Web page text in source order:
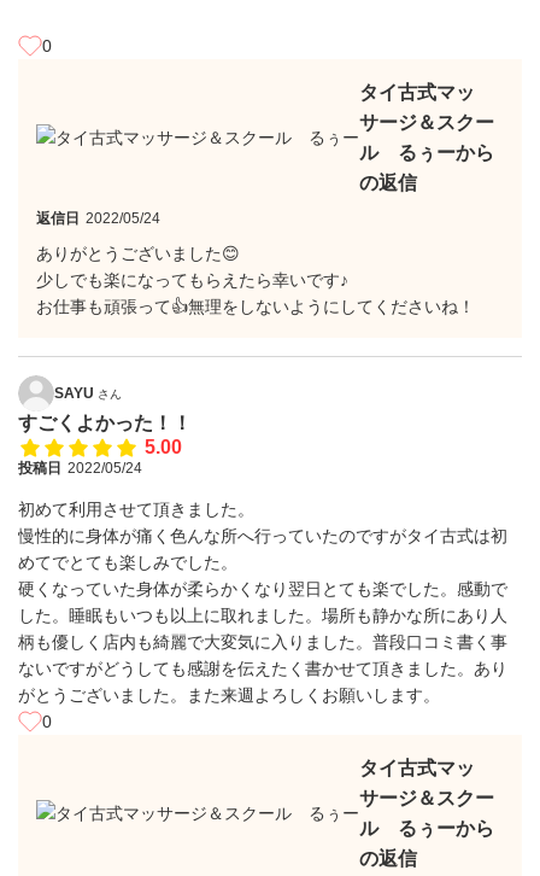
0
タイ古式マッ
サージ＆スクー
ル るぅーから
の返信
返信日 2022/05/24
ありがとうございました😊
少しでも楽になってもらえたら幸いです♪
お仕事も頑張って👍無理をしないようにしてくださいね！
SAYU さん
すごくよかった！！
5.00
投稿日 2022/05/24
初めて利用させて頂きました。
慢性的に身体が痛く色んな所へ行っていたのですがタイ古式は初
めてでとても楽しみでした。
硬くなっていた身体が柔らかくなり翌日とても楽でした。感動で
した。睡眠もいつも以上に取れました。場所も静かな所にあり人
柄も優しく店内も綺麗で大変気に入りました。普段口コミ書く事
ないですがどうしても感謝を伝えたく書かせて頂きました。あり
がとうございました。また来週よろしくお願いします。
0
タイ古式マッ
サージ＆スクー
ル るぅーから
の返信